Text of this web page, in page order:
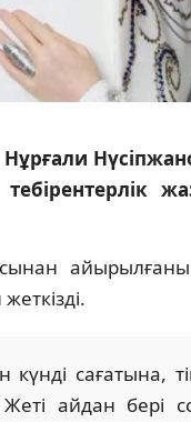
сағатына,
айдан бері